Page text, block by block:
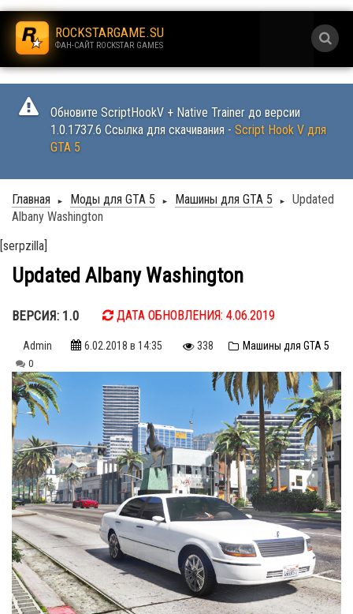
.
ROCKSTARGAME.SU
ФАН-САЙТ ROCKSTAR GAMES
.
Обновите ScriptHookV + Native Trainer до версии
1.0.1737.6 Ссылка для скачивания -Script Hook V для
GTA 5
Главная ► Моды для GTA 5 ► Машины для GTA 5 ►
Updated
Albany Washington
[serpzilla]
Updated Albany Washington
ВЕРСИЯ: 1.0 ДАТА ОБНОВЛЕНИЯ: 4.06.2019
Admin 6.02.2018 в 14:35 338 Машины для GTA 5
0